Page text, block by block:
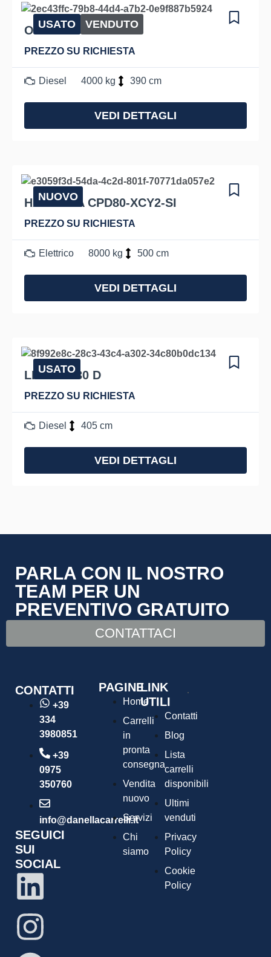
OM DI40C
PREZZO SU RICHIESTA
Diesel 4000 kg 390 cm
VEDI DETTAGLI
USATO VENDUTO
HANGCHA CPD80-XCY2-SI
PREZZO SU RICHIESTA
Elettrico 8000 kg 500 cm
VEDI DETTAGLI
NUOVO
LINDE H 30 D
PREZZO SU RICHIESTA
Diesel 405 cm
VEDI DETTAGLI
USATO
PARLA CON IL NOSTRO
TEAM PER UN
PREVENTIVO GRATUITO
CONTATTACI
CONTATTI
+39
334
3980851
+39
0975
350760
info@danellacarrelli.it
SEGUICI
SUI
SOCIAL
PAGINE
Home
Carrelli
in
pronta
consegna
Vendita
nuovo
Servizi
Chi
siamo
LINK
UTILI
Contatti
Blog
Lista
carrelli
disponibili
Ultimi
venduti
Privacy
Policy
Cookie
Policy